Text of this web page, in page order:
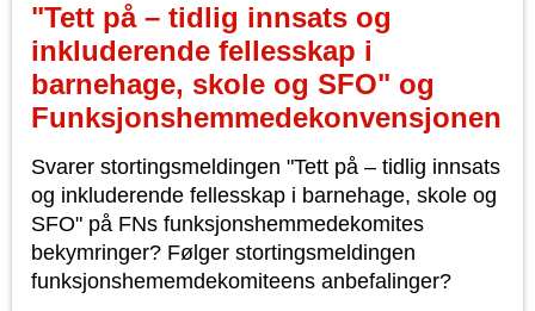
"Tett på – tidlig innsats og
inkluderende fellesskap i
barnehage, skole og SFO" og
Funksjonshemmedekonvensjonen
Svarer stortingsmeldingen "Tett på – tidlig innsats
og inkluderende fellesskap i barnehage, skole og
SFO" på FNs funksjonshemmedekomites
bekymringer? Følger stortingsmeldingen
funksjonshememdekomiteens anbefalinger?